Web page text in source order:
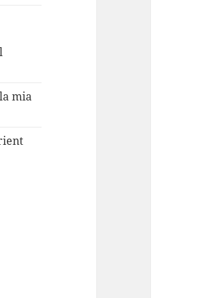
mia